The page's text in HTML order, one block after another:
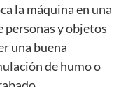
la máquina en una
personas y objetos
una buena
de humo o